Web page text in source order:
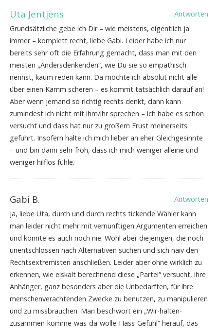
Uta Jentjens
Antworten
Grundsätzliche gebe ich Dir – wie meistens, eigentlich ja
immer – komplett recht, liebe Gabi. Leider habe ich nur
bereits sehr oft die Erfahrung gemacht, dass man mit den
meisten „Andersdenkenden“, wie Du sie so empathisch
nennst, kaum reden kann. Da möchte ich absolut nicht alle
über einen Kamm scheren – es kommt tatsächlich darauf an!
Aber wenn jemand so richtig rechts denkt, dann kann
zumindest ich nicht mit ihm/ihr sprechen – ich habe es schon
versucht und dass hat nur zu großem Frust meinerseits
geführt. Insofern halte ich mich lieber an eher Gleichgesinnte
– und bin dann sehr froh, dass ich mich weniger alleine und
weniger hilflos fühle.
Gabi B.
Antworten
Ja, liebe Uta, durch und durch rechts tickende Wähler kann
man leider nicht mehr mit vernünftigen Argumenten erreichen
und konnte es auch noch nie. Wohl aber diejenigen, die noch
unentschlossen nach Alternativen suchen und sich naiv den
Rechtsextremisten anschließen. Leider aber ohne wirklich zu
erkennen, wie eiskalt berechnend diese „Partei“ versucht, ihre
Anhänger, ganz besonders aber die Unbedarften, für ihre
menschenverachtenden Zwecke zu benutzen, zu manipulieren
und zu missbrauchen. Man beschwört ein „Wir-halten-
zusammen-komme-was-da-wolle-Hass-Gefühl“ herauf, das